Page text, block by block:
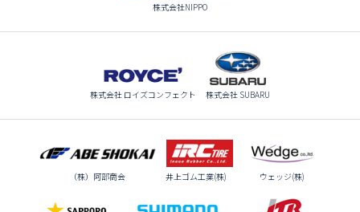
株式会社NIPPO
株式会社 ロイズコンフェクト 株式会社 SUBARU
（株）阿部商会 井上ゴム工業(株) ウェッジ(株)